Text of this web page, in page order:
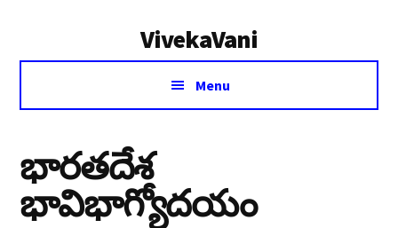
VivekaVani
Voice
Vivekananda
Menu
భారతదేశ
భావిభాగ్యోదయం